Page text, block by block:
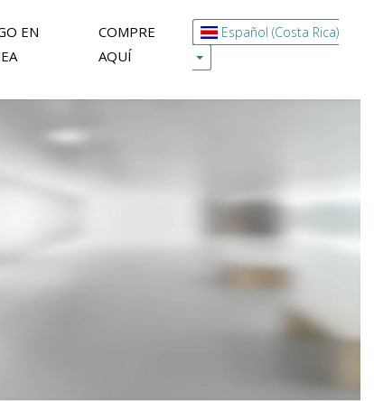
EN
COMPRE
AQUÍ
Español (Costa Rica)